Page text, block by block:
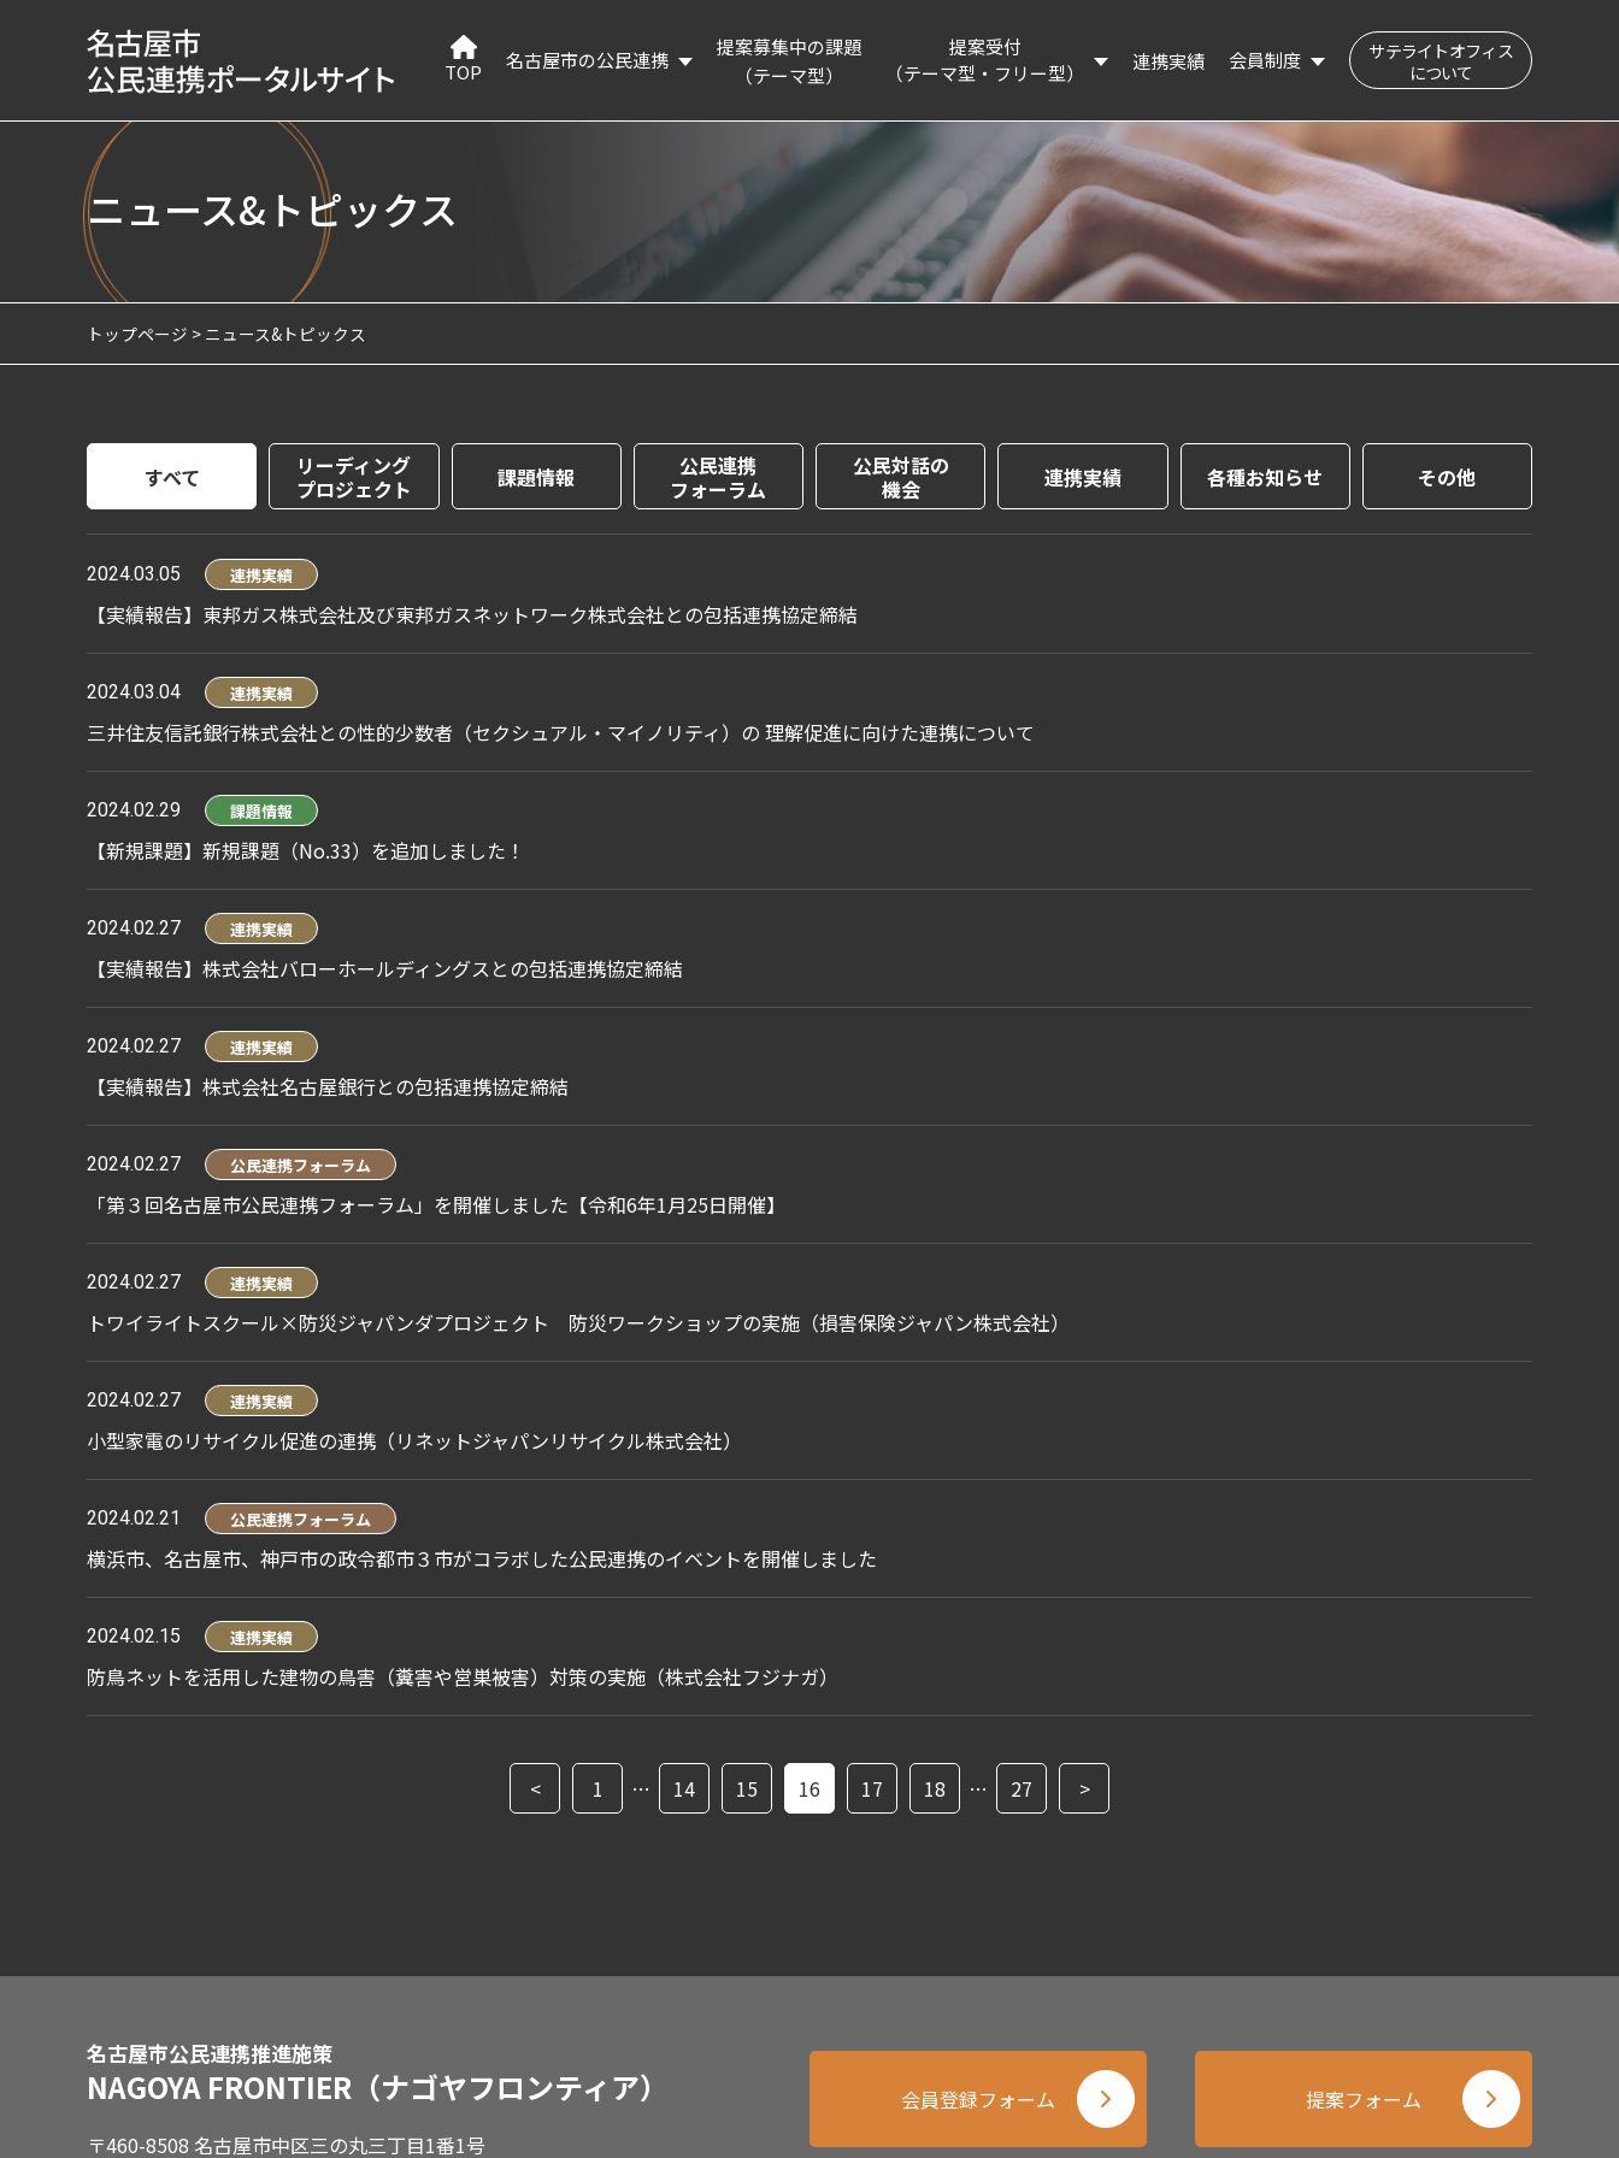
TOP 名古屋市の公民連携
名古屋市の認証・パートナー制度等の紹介
提案募集中の課題
（テーマ型）
提案受付
（テーマ型・フリー型）
提案制度を知る
提案フォーム
連携実績 会員制度
公民交流フィールド（会員登録はこちら）
登録会員の検索
登録情報の変更
サテライトオフィス
について
ニュース&トピックス
トップページ ニュース&トピックス
すべて
リーディング
プロジェクト
課題情報
公民連携
フォーラム
公民対話の
機会
連携実績 各種お知らせ その他
2024.03.05 連携実績
【実績報告】東邦ガス株式会社及び東邦ガスネットワーク株式会社との包括連携協定締結
2024.03.04 連携実績
三井住友信託銀行株式会社との性的少数者（セクシュアル・マイノリティ）の 理解促進に向けた連携について
2024.02.29 課題情報
【新規課題】新規課題（No.33）を追加しました！
2024.02.27 連携実績
【実績報告】株式会社バローホールディングスとの包括連携協定締結
2024.02.27 連携実績
【実績報告】株式会社名古屋銀行との包括連携協定締結
2024.02.27 公民連携フォーラム
「第３回名古屋市公民連携フォーラム」を開催しました【令和6年1月25日開催】
2024.02.27 連携実績
トワイライトスクール×防災ジャパンダプロジェクト 防災ワークショップの実施（損害保険ジャパン株式会社）
2024.02.27 連携実績
小型家電のリサイクル促進の連携（リネットジャパンリサイクル株式会社）
2024.02.21 公民連携フォーラム
横浜市、名古屋市、神戸市の政令都市３市がコラボした公民連携のイベントを開催しました
2024.02.15 連携実績
防鳥ネットを活用した建物の鳥害（糞害や営巣被害）対策の実施（株式会社フジナガ）
< 1 … 14 15 16 17 18 … 27 >
名古屋市公民連携推進施策
NAGOYA FRONTIER （ナゴヤフロンティア）
〒460-8508 名古屋市中区三の丸三丁目1番1号
会員登録フォーム 提案フォーム